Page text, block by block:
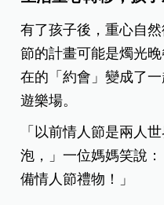
有了孩子後，重心自
節的計畫可能是燭光
在的「約會」變成了
遊樂場。
「以前情人節是兩人
泡，」一位媽媽笑說
備情人節禮物！」